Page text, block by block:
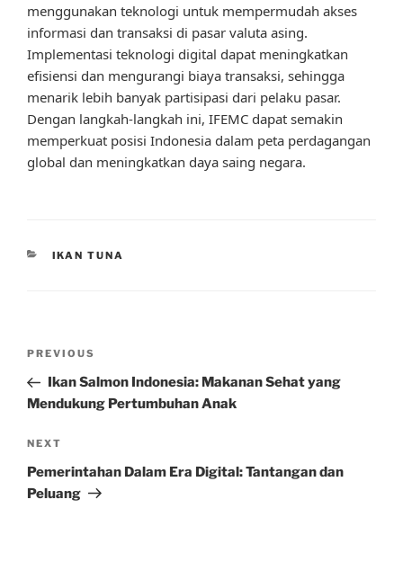
menggunakan teknologi untuk mempermudah akses
informasi dan transaksi di pasar valuta asing.
Implementasi teknologi digital dapat meningkatkan
efisiensi dan mengurangi biaya transaksi, sehingga
menarik lebih banyak partisipasi dari pelaku pasar.
Dengan langkah-langkah ini, IFEMC dapat semakin
memperkuat posisi Indonesia dalam peta perdagangan
global dan meningkatkan daya saing negara.
CATEGORIES
IKAN TUNA
Previous
Post
PREVIOUS
Ikan Salmon Indonesia: Makanan Sehat yang
Mendukung Pertumbuhan Anak
Next
Post
NEXT
Pemerintahan Dalam Era Digital: Tantangan dan
Peluang